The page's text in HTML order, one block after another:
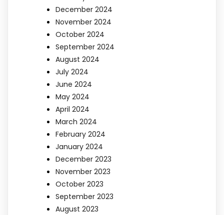
December 2024
November 2024
October 2024
September 2024
August 2024
July 2024
June 2024
May 2024
April 2024
March 2024
February 2024
January 2024
December 2023
November 2023
October 2023
September 2023
August 2023